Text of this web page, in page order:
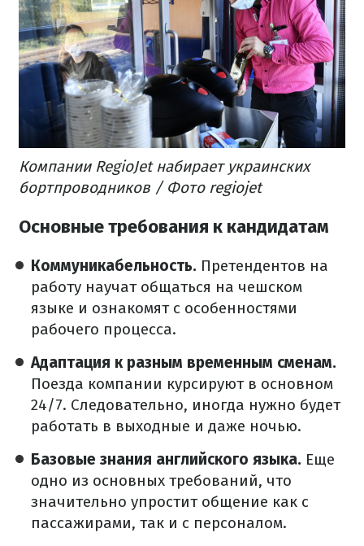
Компании RegioJet набирает украинских
бортпроводников / Фото regiojet
Основные требования к кандидатам
Коммуникабельность. Претендентов на
работу научат общаться на чешском
языке и ознакомят с особенностями
рабочего процесса.
Адаптация к разным временным сменам.
Поезда компании курсируют в основном
24/7. Следовательно, иногда нужно будет
работать в выходные и даже ночью.
Базовые знания английского языка. Еще
одно из основных требований, что
значительно упростит общение как с
пассажирами, так и с персоналом.